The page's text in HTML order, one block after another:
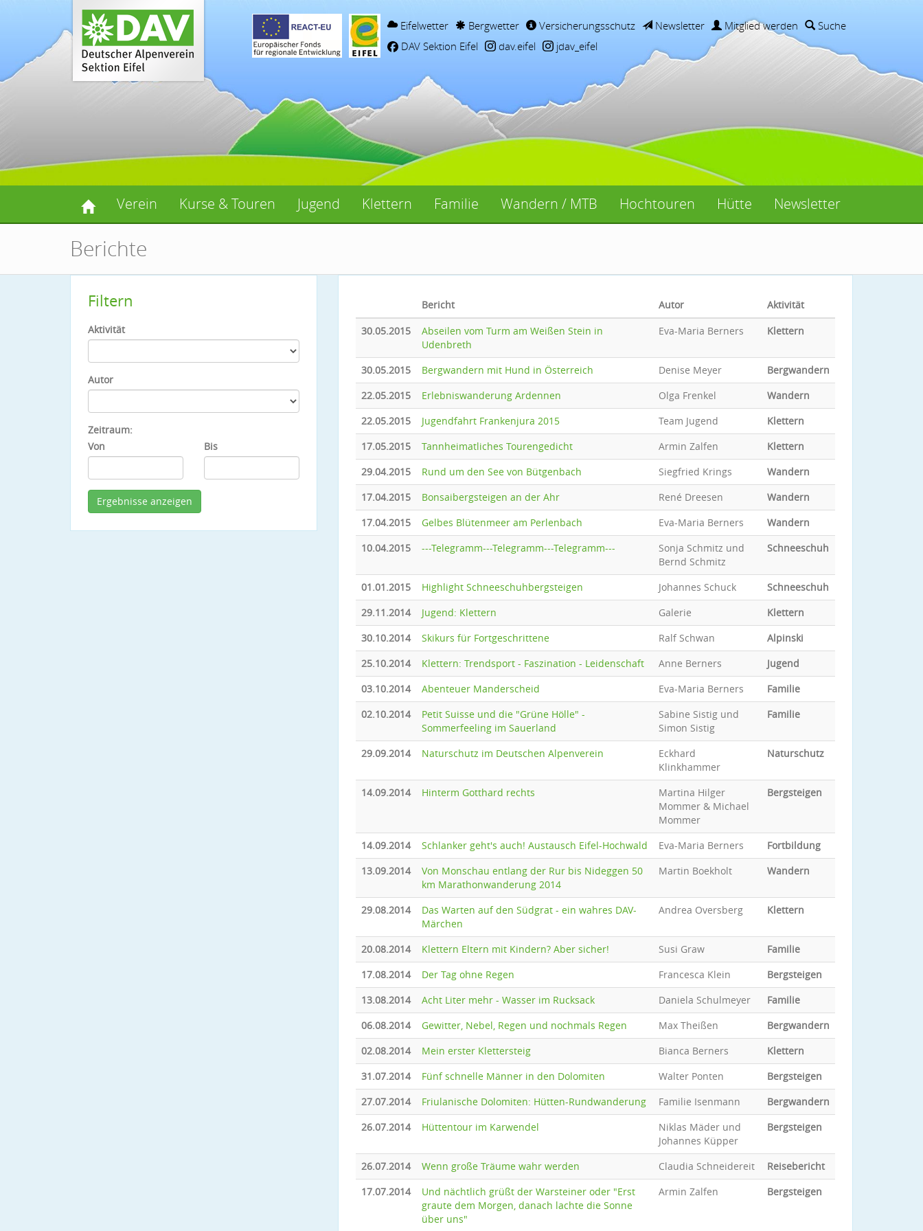
Eifelwetter Bergwetter Versicherungsschutz Newsletter Mitglied werden
Suche
DAV Sektion Eifel
dav.eifel jdav_eifel
Verein Kurse & Touren Jugend Klettern Familie Wandern / MTB Hochtouren Hütte Newsletter
Berichte
Filtern
Aktivität
Autor
Zeitraum:
Von
Bis
Bericht Autor
Aktivität
30.05.2015
Abseilen vom Turm am Weißen Stein in
Udenbreth
Eva-Maria Berners Klettern
30.05.2015 Bergwandern mit Hund in Österreich Denise Meyer
Bergwandern
22.05.2015
Erlebniswanderung Ardennen Olga Frenkel
Wandern
22.05.2015
Jugendfahrt Frankenjura 2015 Team Jugend
Klettern
17.05.2015
Tannheimatliches Tourengedicht Armin Zalfen
Klettern
29.04.2015
Rund um den See von Bütgenbach Siegfried Krings
Wandern
17.04.2015
Bonsaibergsteigen an der Ahr René Dreesen
Wandern
17.04.2015
Gelbes Blütenmeer am Perlenbach Eva-Maria Berners
Wandern
10.04.2015
---Telegramm---Telegramm---Telegramm---
Sonja Schmitz und
Bernd Schmitz
Schneeschuh
01.01.2015 Highlight Schneeschuhbergsteigen Johannes Schuck
Schneeschuh
29.11.2014
Jugend: Klettern Galerie
Klettern
30.10.2014
Skikurs für Fortgeschrittene Ralf Schwan
Alpinski
25.10.2014
Klettern: Trendsport - Faszination - Leidenschaft Anne Berners
Jugend
03.10.2014
Abenteuer Manderscheid Eva-Maria Berners
Familie
02.10.2014
Petit Suisse und die "Grüne Hölle" -
Sommerfeeling im Sauerland
Sabine Sistig und
Simon Sistig
Familie
29.09.2014 Naturschutz im Deutschen Alpenverein
Eckhard
Klinkhammer
Naturschutz
14.09.2014 Hinterm Gotthard rechts
Martina Hilger
Mommer & Michael
Mommer
Bergsteigen
14.09.2014 Schlanker geht's auch! Austausch Eifel-Hochwald Eva-Maria Berners
Fortbildung
13.09.2014
Von Monschau entlang der Rur bis Nideggen 50
km Marathonwanderung 2014
Martin Boekholt Wandern
29.08.2014
Das Warten auf den Südgrat - ein wahres DAV-
Märchen
Andrea Oversberg Klettern
20.08.2014 Klettern Eltern mit Kindern? Aber sicher! Susi Graw
Familie
17.08.2014
Der Tag ohne Regen Francesca Klein
Bergsteigen
13.08.2014
Acht Liter mehr - Wasser im Rucksack Daniela Schulmeyer
Familie
06.08.2014
Gewitter, Nebel, Regen und nochmals Regen Max Theißen
Bergwandern
02.08.2014
Mein erster Klettersteig Bianca Berners
Klettern
31.07.2014
Fünf schnelle Männer in den Dolomiten Walter Ponten
Bergsteigen
27.07.2014
Friulanische Dolomiten: Hütten-Rundwanderung Familie Isenmann
Bergwandern
26.07.2014
Hüttentour im Karwendel
Niklas Mäder und
Johannes Küpper
Bergsteigen
26.07.2014 Wenn große Träume wahr werden Claudia Schneidereit
Reisebericht
17.07.2014
Und nächtlich grüßt der Warsteiner oder "Erst
graute dem Morgen, danach lachte die Sonne
über uns"
Armin Zalfen Bergsteigen